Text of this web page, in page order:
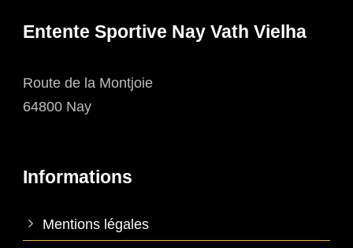
Entente Sportive Nay Vath Vielha
Route de la Montjoie
64800 Nay
Informations
Mentions légales